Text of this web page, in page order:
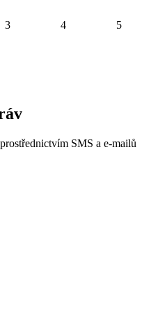
3 4 5
prostřednictvím SMS a e-mailů